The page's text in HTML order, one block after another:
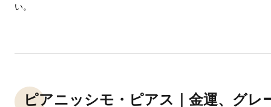
い。
ピアニッシモ・ピアス｜金運、グレ